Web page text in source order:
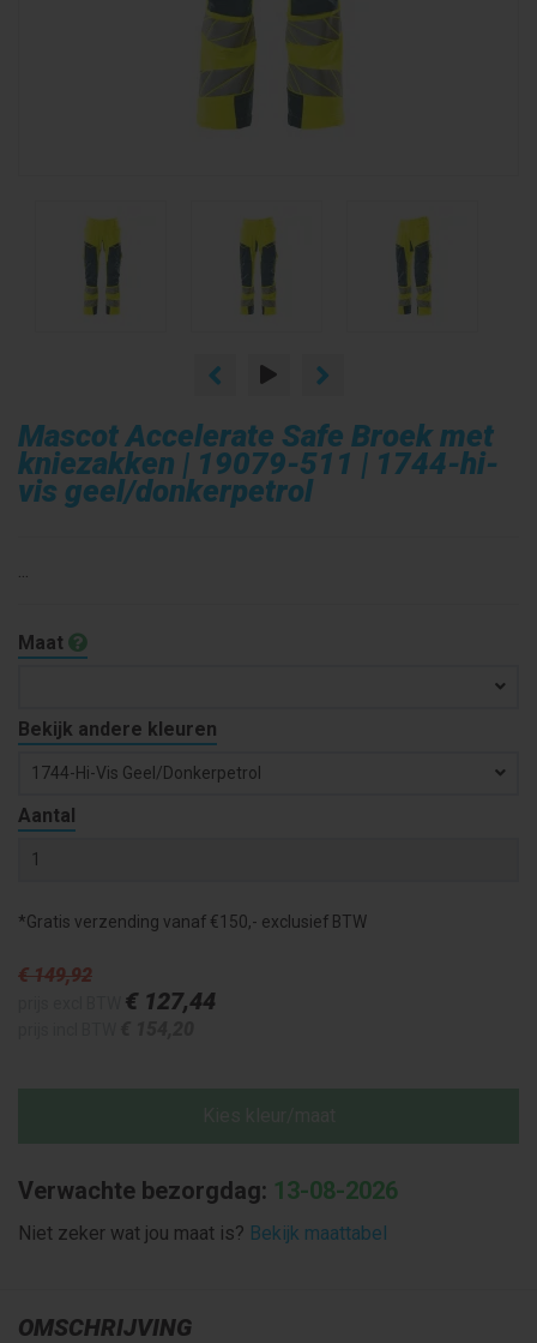
Mascot Accelerate Safe Broek met
kniezakken | 19079-511 | 1744-hi-
vis geel/donkerpetrol
Maat
Bekijk andere kleuren
1744-Hi-Vis Geel/donkerpetrol
Aantal
*Gratis verzending vanaf €150,- exclusief BTW
€ 149,92
€ 127,44
Verwachte bezorgdag: 13-08-2026
Niet zeker wat jou maat is? Bekijk maattabel
OMSCHRIJVING